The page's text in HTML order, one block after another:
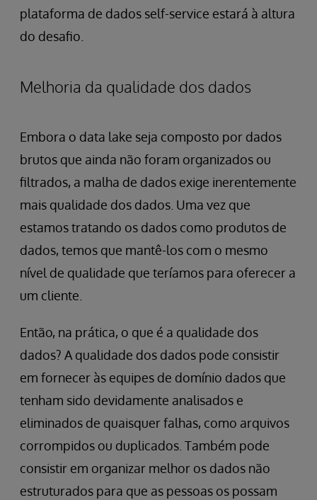
plataforma de dados self-service estará à altura
do desafio.
Melhoria da qualidade dos dados
Embora o data lake seja composto por dados
brutos que ainda não foram organizados ou
filtrados, a malha de dados exige inerentemente
mais qualidade dos dados. Uma vez que
estamos tratando os dados como produtos de
dados, temos que mantê-los com o mesmo
nível de qualidade que teríamos para oferecer a
um cliente.
Então, na prática, o que é a qualidade dos
dados? A qualidade dos dados pode consistir
em fornecer às equipes de domínio dados que
tenham sido devidamente analisados e
eliminados de quaisquer falhas, como arquivos
corrompidos ou duplicados. Também pode
consistir em organizar melhor os dados não
estruturados para que as pessoas os possam